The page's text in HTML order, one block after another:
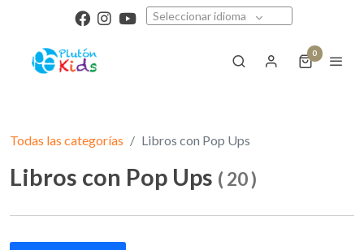
Seleccionar idioma
0
Todas las categorías Libros con Pop Ups
Libros con Pop Ups (20)